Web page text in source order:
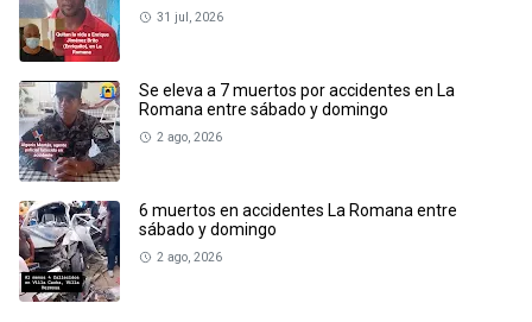
31 jul, 2026
Se eleva a 7 muertos por accidentes en La
Romana entre sábado y domingo
2 ago, 2026
6 muertos en accidentes La Romana entre
sábado y domingo
2 ago, 2026